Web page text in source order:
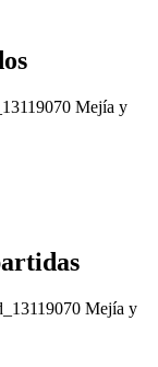
Mejía y
Mejía y